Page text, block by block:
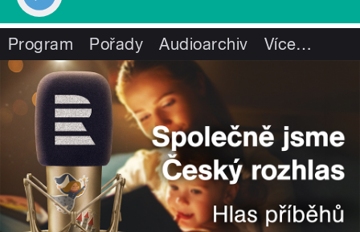
Program Pořady Audioarchiv Více…